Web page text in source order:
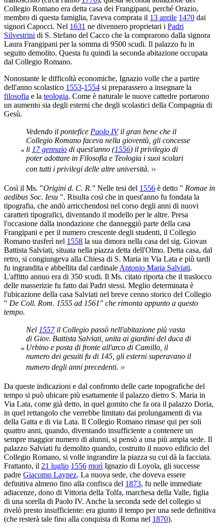
Collegio Romano era detta casa dei Frangipani, perché Orazio,
membro di questa famiglia, l'aveva comprata il 13 aprile 1470 dai
signori Capocci. Nel 1631 ne divennero proprietari i Padri
Silvestrini di S. Stefano del Cacco che la comprarono dalla signora
Laura Frangipani per la somma di 9500 scudi. Il palazzo fu in
seguito demolito. Questa fu quindi la seconda abitazione occupata
dal Collegio Romano.
Nonostante le difficoltà economiche, Ignazio volle che a partire
dell'anno scolastico 1553-1554 si preparassero a insegnare la
filosofia e la teologia. Come è naturale le nuove cattedre portarono
un aumento sia degli esterni che degli scolastici della Compagnia di
Gesù.
«
Vedendo il pontefice Paolo IVil gran bene che il
Collegio Romano faceva nella gioventù, gli concesse
li 17 gennaio di quest'anno (1556) il privilegio di
poter adottare in Filosofia e Teologia i suoi scolari
con tutti i privilegi delle altre università. »
Così il Ms. "Origini d. C. R." Nelle tesi del 1556 è detto " Romae in
aedibus Soc. Iesu ". Risulta così che in quest'anno fu fondata la
tipografia, che andò arricchendosi nel corso degli anni di nuovi
caratteri tipografici, diventando il modello per le altre. Presa
l'occasione dalla inondazione che danneggiò parte della casa
Frangipani e per il numero crescente degli studenti, il Collegio
Romano trasferì nel 1558 la sua dimora nella casa del sig. Giovan
Battista Salviati, situata nella piazza detta dell'Olmo. Detta casa, dal
retro, si congiungeva alla Chiesa di S. Maria in Via Lata e più tardi
fu ingrandita e abbellita dal cardinale Antonio Maria Salviati.
L'affitto annuo era di 350 scudi. Il Ms. citato riporta che il traslocco
delle masserizie fu fatto dai Padri stessi. Meglio determinata è
l'ubicazione della casa Salviati nel breve cenno storico del Collegio
" De Coll. Rom. 1555 ad 1561" che rimonta appunto a questo
tempo.
«
Nel 1557il Collegio passò nell'abitazione più vasta
di Giov. Battista Salviati, unita ai giardini del duca di
Urbino e posta di fronte all'arco di Camillo, il
numero dei gesuiti fu di 145, gli esterni superavano il
numero degli anni precedenti. »
Da queste indicazioni e dal confronto delle carte topografiche del
tempo si può ubicare più esattamente il palazzo dietro S. Maria in
Via Lata, come già detto, in quel gomito che fa ora il palazzo Doria,
in quel rettangolo che verrebbe limitato dai prolungamenti di via
della Gatta e di via Lata. Il Collegio Romano rimase qui per soli
quattro anni, quando, diventando insufficiente a contenere un
sempre maggior numero di alunni, si pensò a una più ampia sede. Il
palazzo Salviati fu demolito quando, costruito il nuovo edificio del
Collegio Romano, si volle ingrandire la piazza su cui dà la facciata.
Frattanto, il 21 luglio 1556 morì Ignazio di Loyola, gli successe
padre Giacomo Laynez. La nuova sede, che doveva essere
definitiva almeno fino alla confisca del 1873, fu nelle immediate
adiacenze, dono di Vittoria della Tolfa, marchesa della Valle, figlia
di una sorella di Paolo IV. Anche la seconda sede del collegio si
rivelò presto insufficiente: era giunto il tempo per una sede definitiva
(che resterà tale fino alla conquista di Roma nel 1870).